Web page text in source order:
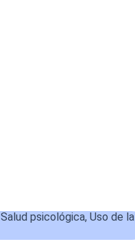
Salud psicológica, Uso de la